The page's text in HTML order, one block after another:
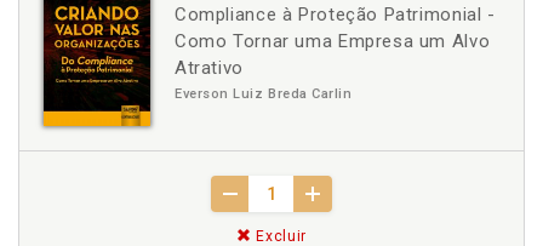
Compliance à Proteção Patrimonial -
Como Tornar uma Empresa um Alvo
Atrativo
Everson Luiz Breda Carlin
Excluir